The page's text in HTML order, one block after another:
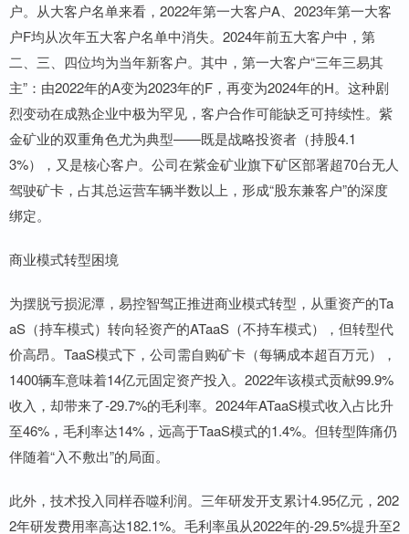
户。从大客户名单来看，2022年第一大客户A、2023年第一大客
户F均从次年五大客户名单中消失。2024年前五大客户中，第
二、三、四位均为当年新客户。其中，第一大客户“三年三易其
主”：由2022年的A变为2023年的F，再变为2024年的H。这种剧
烈变动在成熟企业中极为罕见，客户合作可能缺乏可持续性。紫
金矿业的双重角色尤为典型——既是战略投资者（持股4.1
3%），又是核心客户。公司在紫金矿业旗下矿区部署超70台无人
驾驶矿卡，占其总运营车辆半数以上，形成“股东兼客户”的深度
绑定。
商业模式转型困境
为摆脱亏损泥潭，易控智驾正推进商业模式转型，从重资产的Ta
aS（持车模式）转向轻资产的ATaaS（不持车模式），但转型代
价高昂。TaaS模式下，公司需自购矿卡（每辆成本超百万元），
1400辆车意味着14亿元固定资产投入。2022年该模式贡献99.9%
收入，却带来了-29.7%的毛利率。2024年ATaaS模式收入占比升
至46%，毛利率达14%，远高于TaaS模式的1.4%。但转型阵痛仍
伴随着“入不敷出”的局面。
此外，技术投入同样吞噬利润。三年研发开支累计4.95亿元，202
2年研发费用率高达182.1%。毛利率虽从2022年的-29.5%提升至2